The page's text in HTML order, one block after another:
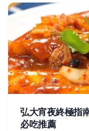
弘大宵夜終極指
必吃推薦